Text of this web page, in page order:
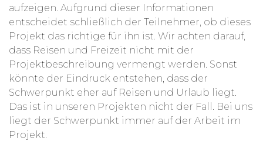
aufzeigen. Aufgrund dieser Informationen
entscheidet schließlich der Teilnehmer, ob dieses
Projekt das richtige für ihn ist. Wir achten darauf,
dass Reisen und Freizeit nicht mit der
Projektbeschreibung vermengt werden. Sonst
könnte der Eindruck entstehen, dass der
Schwerpunkt eher auf Reisen und Urlaub liegt.
Das ist in unseren Projekten nicht der Fall. Bei uns
liegt der Schwerpunkt immer auf der Arbeit im
Projekt.